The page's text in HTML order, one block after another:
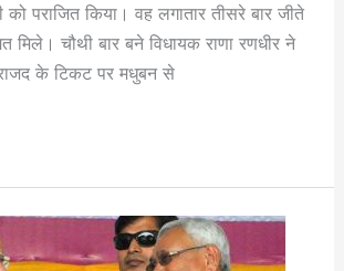
को पराजित किया। वह लगातार तीसरे बार जीते
चौथी बार बने विधायक राणा रणधीर ने
के टिकट पर मधुबन से